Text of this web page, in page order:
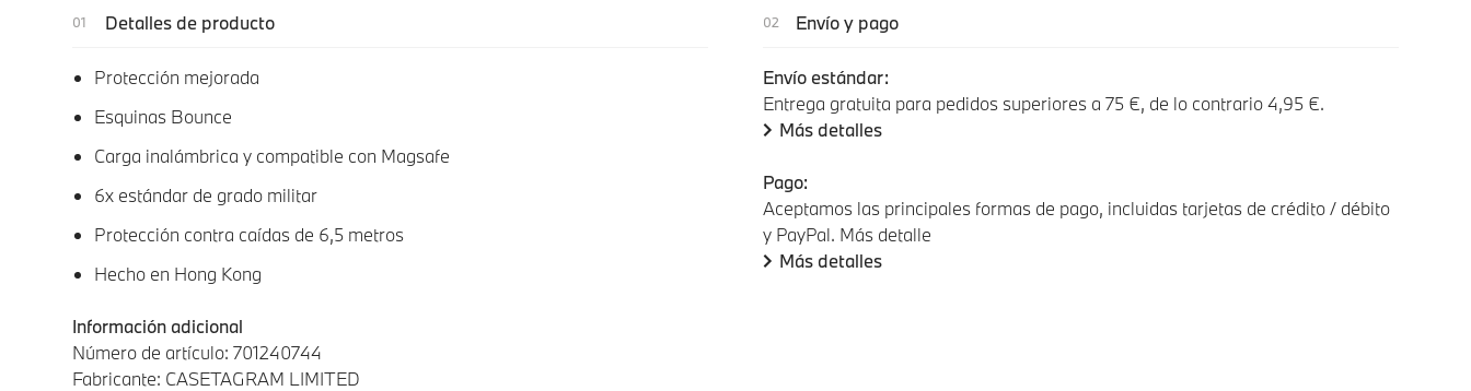
Detalles de producto
Protección mejorada
Esquinas Bounce
Carga inalámbrica y compatible con Magsafe
6x estándar de grado militar
Protección contra caídas de 6,5 metros
Hecho en Hong Kong
Información adicional
Número de artículo: 701240744
Fabricante: CASETAGRAM LIMITED
Envío y pago
Envío estándar:
Entrega gratuita para pedidos superiores a 75 €, de lo contrario 4,95 €.
Más detalles
Pago:
Aceptamos las principales formas de pago, incluidas tarjetas de crédito / débito
y PayPal. Más detalle
Más detalles